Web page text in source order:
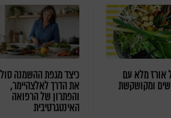
אורז מלא עם
ומקושקשת
כיצד מגפת ההשמנה
את הדרך לאלצהיימר,
והפתרון של הרפואה
האינטגרטיבית